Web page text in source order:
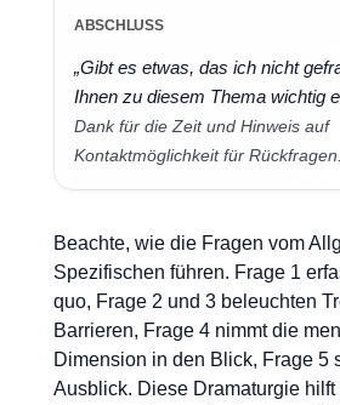
ABSCHLUSS
„Gibt es etwas, das ich nicht
Ihnen zu diesem Thema wichtig
Dank für die Zeit und Hinweis auf
Kontaktmöglichkeit für Rückfragen.
Beachte, wie die Fragen vom
Spezifischen führen. Frage 1
quo, Frage 2 und 3 beleuchten
Barrieren, Frage 4 nimmt die
Dimension in den Blick, Frage 5
Ausblick. Diese Dramaturgie hilft